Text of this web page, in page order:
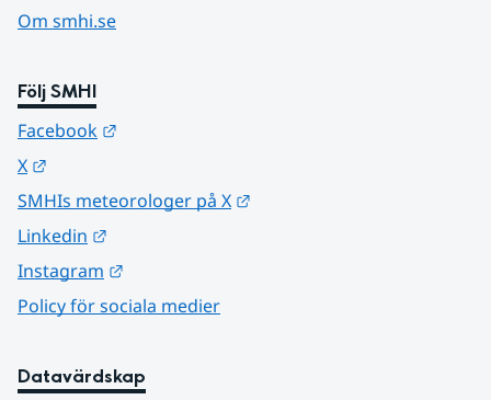
Om smhi.se
Följ SMHI
Facebook
X
SMHIs meteorologer på X
Linkedin
Instagram
Policy för sociala medier
Datavärdskap